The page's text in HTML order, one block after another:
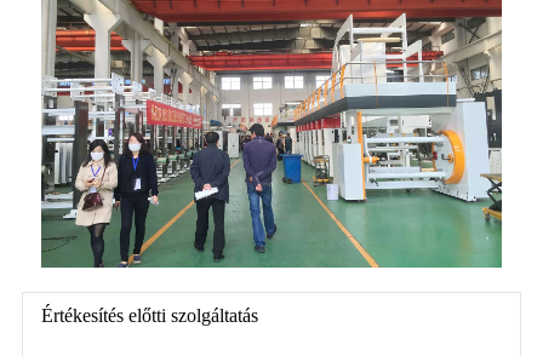
Értékesítés előtti szolgáltatás